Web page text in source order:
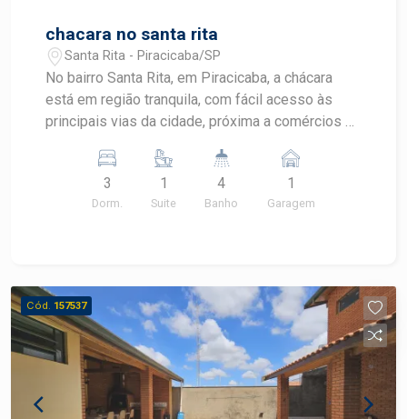
chacara no santa rita
Santa Rita - Piracicaba/SP
No bairro Santa Rita, em Piracicaba, a chácara
está em região tranquila, com fácil acesso às
principais vias da cidade, próxima a comércios e
praticidade. Com 3.258m² de terreno e 285m² de
construção, oferece amplo espaço e conforto: 3
suítes com ar-condicionado Sala espaçosa para
estacionamento Perfeita para moradia ou
momentos de confraternização, unindo
segurança, privacidade e lazer em um só lugar.
Construa seu futuro com quem é agente de
desenvolvimento do mercado imobiliário de
Piracicaba. Agende sua visita.
3
Dorm.
1
Suite
4
Banho
1
Garagem
Cód. 157537